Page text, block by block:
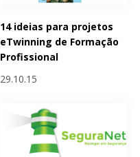
14 ideias para projetos
eTwinning de Formação
Profissional
29.10.15